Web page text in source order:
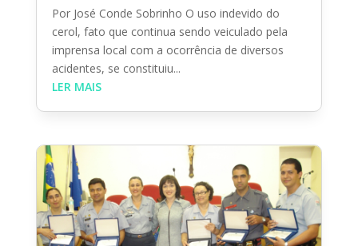
Por José Conde Sobrinho O uso indevido do
cerol, fato que continua sendo veiculado pela
imprensa local com a ocorrência de diversos
acidentes, se constituiu...
LER MAIS